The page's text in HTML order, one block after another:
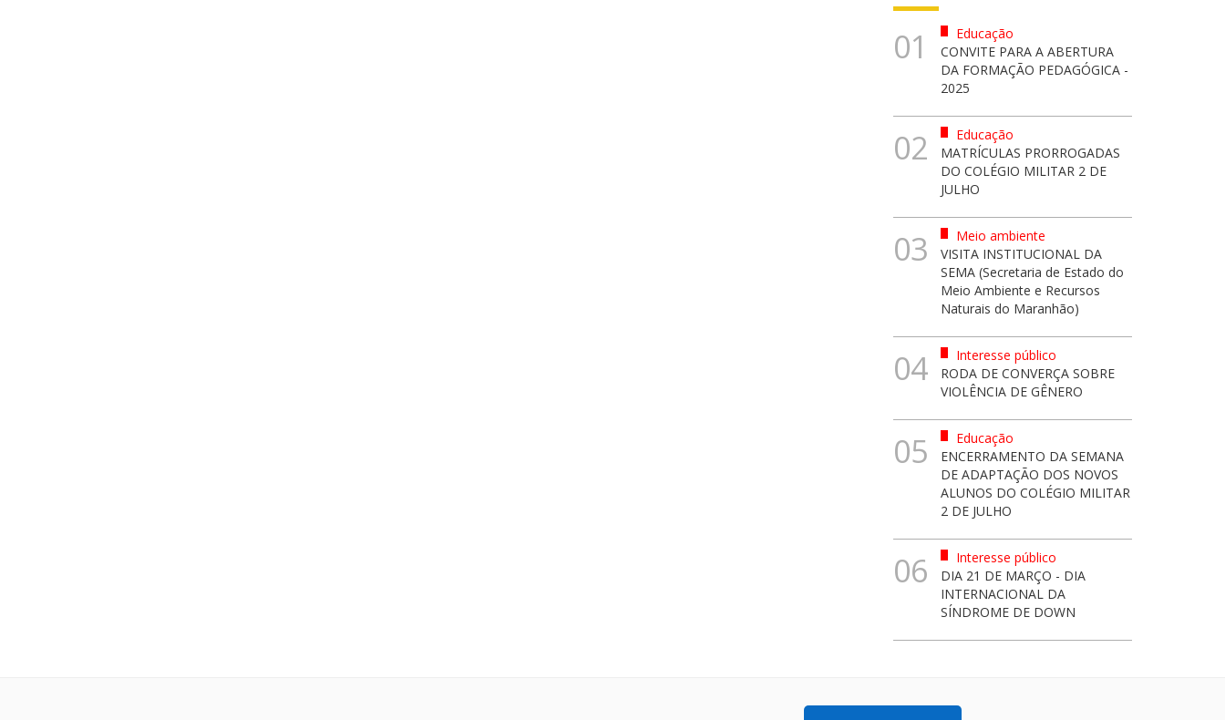
01
Educação
CONVITE PARA A ABERTURA
DA FORMAÇÃO PEDAGÓGICA -
2025
02
Educação
MATRÍCULAS PRORROGADAS
DO COLÉGIO MILITAR 2 DE
JULHO
03
Meio ambiente
VISITA INSTITUCIONAL DA
SEMA (Secretaria de Estado do
Meio Ambiente e Recursos
Naturais do Maranhão)
04
Interesse público
RODA DE CONVERÇA SOBRE
VIOLÊNCIA DE GÊNERO
05
Educação
ENCERRAMENTO DA SEMANA
DE ADAPTAÇÃO DOS NOVOS
ALUNOS DO COLÉGIO MILITAR
2 DE JULHO
06
Interesse público
DIA 21 DE MARÇO - DIA
INTERNACIONAL DA
SÍNDROME DE DOWN